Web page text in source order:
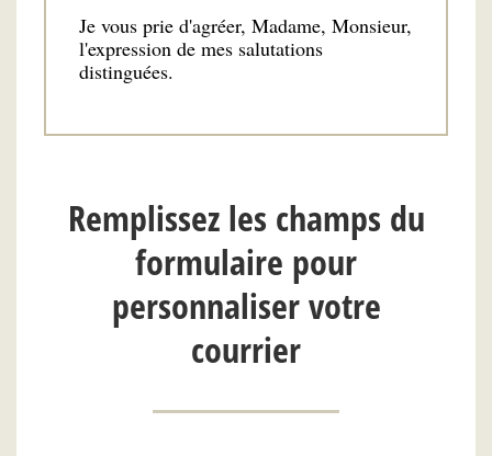
Je vous prie d'agréer, Madame, Monsieur,
l'expression de mes salutations
distinguées.
Remplissez les champs du
formulaire pour
personnaliser votre
courrier